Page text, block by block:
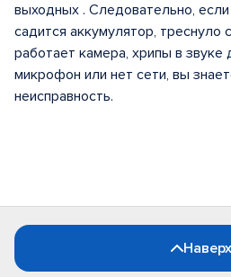
выходных . Следовательно,
садится аккумулятор, треснуло
работает камера, хрипы в
микрофон или нет сети, вы
неисправность.
Наверх